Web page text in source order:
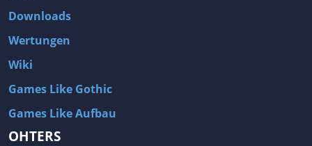
Downloads
Wertungen
Wiki
Games Like Gothic
Games Like Aufbau
OHTERS